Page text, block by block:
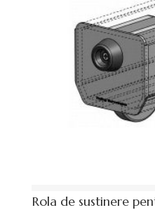
Rola de sustinere